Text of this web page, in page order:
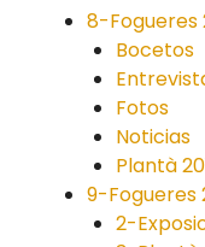
8-Fogueres
Bocetos
Fotos
Noticias
Plantà
9-Fogueres
2-